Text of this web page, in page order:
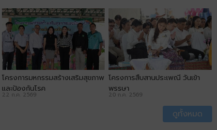
โครงการมหกรรมสร้างเสริมสุขภาพ
และป้องกันโรค
22 ก.ค. 2569
โครงการสืบสานประเพณี วันเข้า
พรรษา
20 ก.ค. 2569
ดูทั้งหมด